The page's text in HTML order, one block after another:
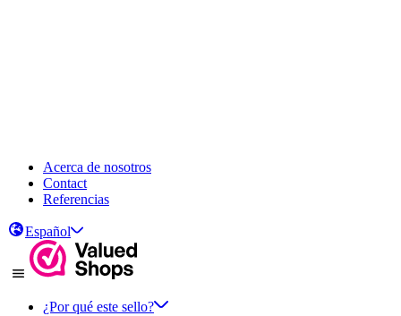
Acerca de nosotros
Contact
Referencias
Español
¿Por qué este sello?